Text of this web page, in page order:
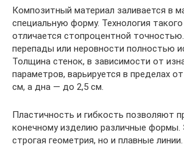
Композитный материал заливается в
специальную форму. Технология
отличается стопроцентной
перепады или неровности полностью
Толщина стенок, в зависимости от
параметров, варьируется в пределах
см, а дна — до 2,5 см.
Пластичность и гибкость позволяют
конечному изделию различные формы.
строгая геометрия, но и плавные